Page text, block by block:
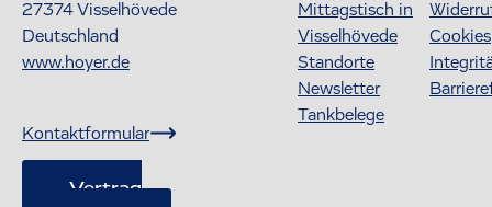
27374Visselhövede
Deutschland
www.hoyer.de
Kontaktformular
Vertrag
Mittagstisch in
Visselhövede
Standorte
Newsletter
Tankbelege
Cookies